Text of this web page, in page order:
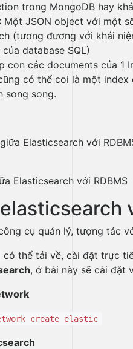
trong MongoDB hay
: Một JSON object với một
(tương đương với khái
database SQL)
con các documents của 1
có thể coi là một
song song.
Elasticsearch với RDBMS
cụ quản lý, tượng tác
có thể tải về, cài đặt trực
, ở bài này sẽ cài đặt
create elastic